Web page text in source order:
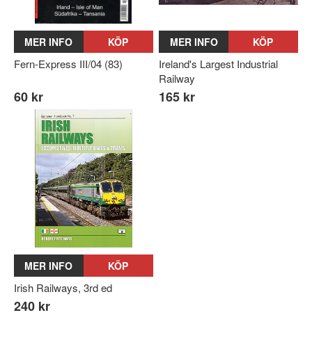
MER INFO KÖP
Fern-Express III/04 (83)
60 kr
MER INFO KÖP
Ireland's Largest Industrial
Railway
165 kr
MER INFO KÖP
Irish Railways, 3rd ed
240 kr